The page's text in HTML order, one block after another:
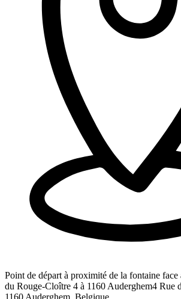
Point de départ à proximité de la fontaine face
du Rouge-Cloître 4 à 1160 Auderghem4 Rue